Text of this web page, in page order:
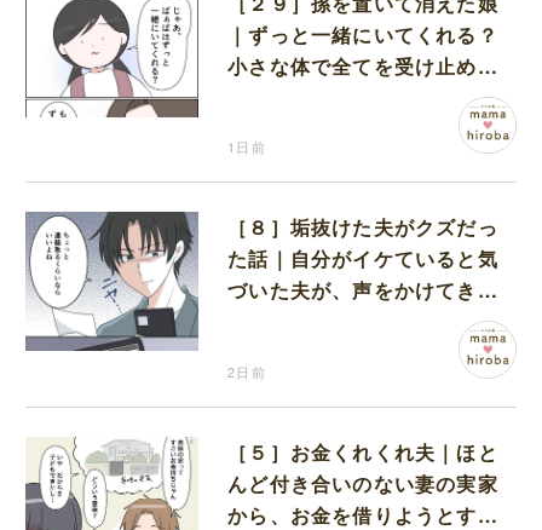
｜ずっと一緒にいてくれる？
小さな体で全てを受け止める
1日前
［８］垢抜けた夫がクズだっ
た話｜自分がイケていると気
づいた夫が、声をかけてきた
女性達と交流を持ち始める
2日前
［５］お金くれくれ夫｜ほと
んど付き合いのない妻の実家
から、お金を借りようとする